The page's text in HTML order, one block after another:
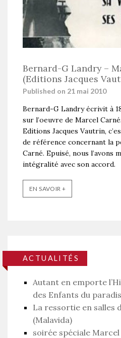
Bernard-G Landry –
(Editions Jacques
Published on 21 mai 2010
Bernard-G Landry écrivit à
sur l’oeuvre de Marcel
Editions Jacques Vautrin,
de référence concernant la
Carné. Epuisé, nous l’avons
intégralité avec son accord.
EN SAVOIR +
ACTUALITÉS
Autant en emporte
des Enfants du
La ressortie en salles
(Malavida)
soirée spéciale